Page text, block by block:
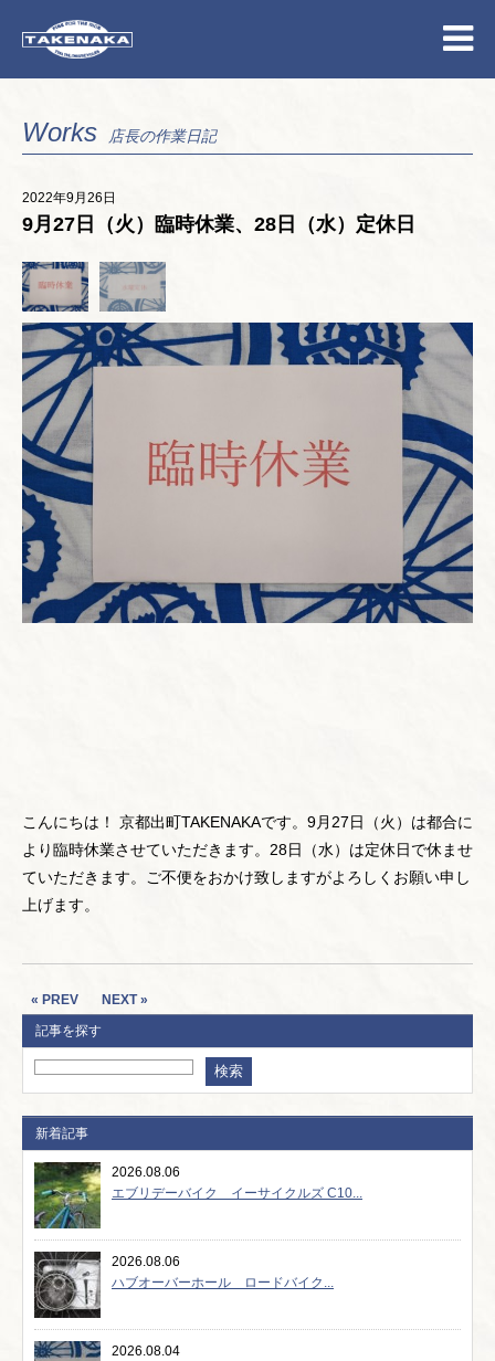
Works 店長の作業日記
2022年9月26日
9月27日（火）臨時休業、28日（水）定休日
こんにちは！ 京都出町TAKENAKAです。9月27日（火）は都合に
より臨時休業させていただきます。28日（水）は定休日で休ませ
ていただきます。ご不便をおかけ致しますがよろしくお願い申し
上げます。
« PREV
NEXT »
記事を探す
新着記事
2026.08.06
エブリデーバイク イーサイクルズ C10...
2026.08.06
ハブオーバーホール ロードバイク...
2026.08.04